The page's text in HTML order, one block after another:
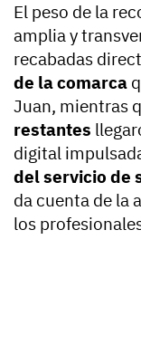
El peso de la
amplia y
recabadas
de la comarca
Juan, mientras
restantes
digital
del servicio de
da cuenta de la
los